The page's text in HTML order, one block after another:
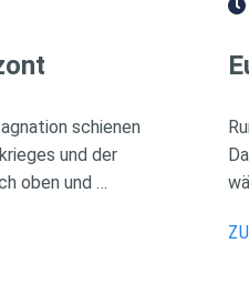
schienen
und der
oben und …